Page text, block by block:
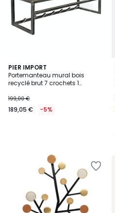
PIER IMPORT
Portemanteau mural bois
recyclé brut 7 crochets 1
199,00 €
189,05 € -5%